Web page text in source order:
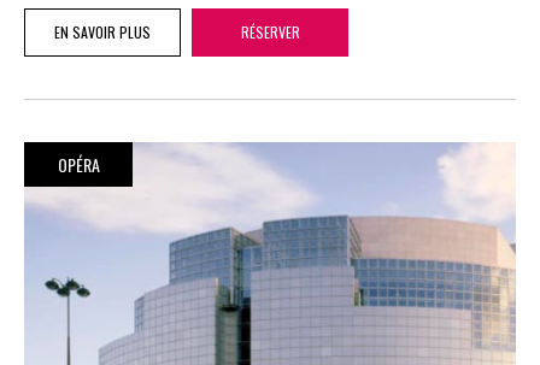
EN SAVOIR PLUS RÉSERVER
OPÉRA